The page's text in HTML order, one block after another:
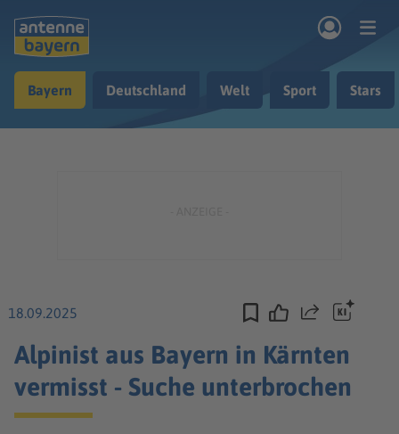
Musik & Radio
Bayern Deutschland Welt Sport Stars
18.09.2025 Teilen
Alpinist aus Bayern in Kärnten
vermisst - Suche unterbrochen